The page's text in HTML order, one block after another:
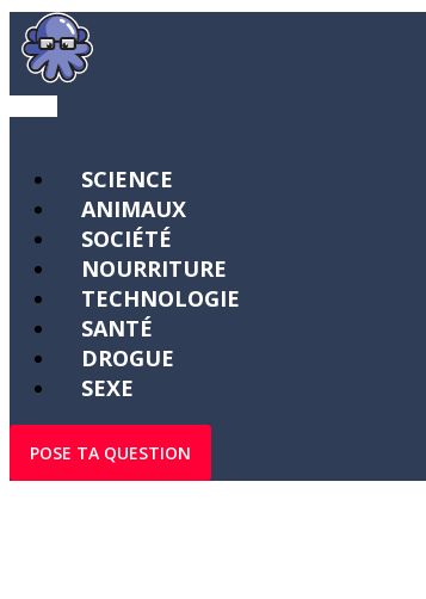
SCIENCE
ANIMAUX
SOCIÉTÉ
NOURRITURE
TECHNOLOGIE
SANTÉ
DROGUE
SEXE
POSE TA QUESTION